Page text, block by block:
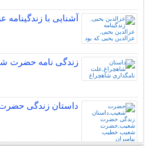
آشنایی با زندگینامه
زندگی نامه حضرت
داستان زندگی